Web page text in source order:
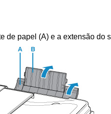
de papel (A) e a extensão do